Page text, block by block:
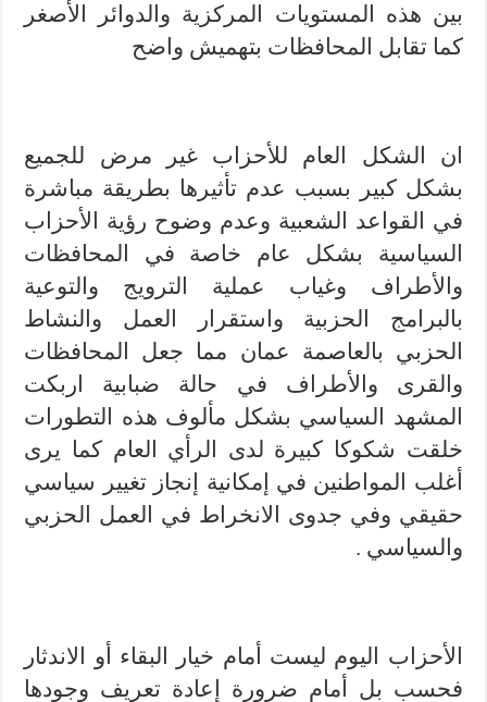
بين هذه المستويات المركزية والدوائر الأصغر
كما تقابل المحافظات بتهميش واضح
ان الشكل العام للأحزاب غير مرض للجميع
بشكل كبير بسبب عدم تأثيرها بطريقة مباشرة
في القواعد الشعبية وعدم وضوح رؤية الأحزاب
السياسية بشكل عام خاصة في المحافظات
والأطراف وغياب عملية الترويج والتوعية
بالبرامج الحزبية واستقرار العمل والنشاط
الحزبي بالعاصمة عمان مما جعل المحافظات
والقرى والأطراف في حالة ضبابية اربكت
المشهد السياسي بشكل مألوف هذه التطورات
خلقت شكوكا كبيرة لدى الرأي العام كما يرى
أغلب المواطنين في إمكانية إنجاز تغيير سياسي
حقيقي وفي جدوى الانخراط في العمل الحزبي
والسياسي .
الأحزاب اليوم ليست أمام خيار البقاء أو الاندثار
فحسب بل أمام ضرورة إعادة تعريف وجودها